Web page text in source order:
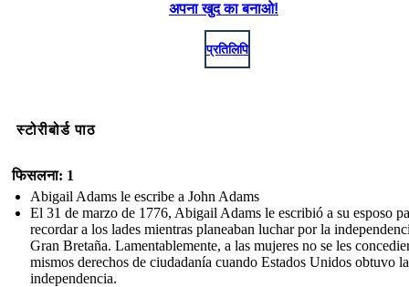
अपना खुद का बनाओ!
प्रतिलिपि
स्टोरीबोर्ड पाठ
फिसलना: 1
Abigail Adams le escribe a John Adams
El 31 de marzo de 1776, Abigail Adams le escribió a su esposo
recordar a los lades mientras planeaban luchar por la
Gran Bretaña. Lamentablemente, a las mujeres no se les
mismos derechos de ciudadanía cuando Estados Unidos obtuvo la
independencia.